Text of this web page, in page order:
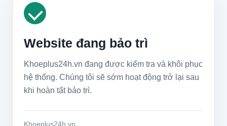
Website đang bảo trì
Khoeplus24h.vn đang được kiểm tra và khôi phục
hệ thống. Chúng tôi sẽ sớm hoạt động trở lại sau
khi hoàn tất bảo trì.
Khoeplus24h.vn